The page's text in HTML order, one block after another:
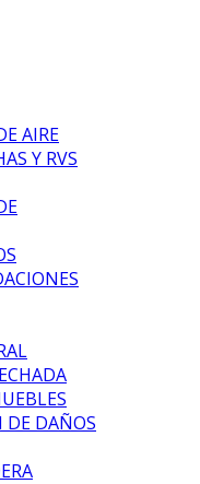
AIRE
Y RVS
DE DAÑOS